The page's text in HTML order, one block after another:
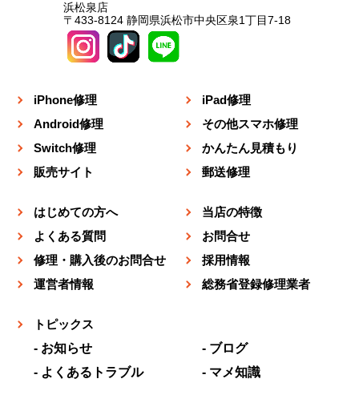
浜松泉店
〒433-8124 静岡県浜松市中央区泉1丁目7-18
iPhone修理
iPad修理
Android修理
その他スマホ修理
Switch修理
かんたん見積もり
販売サイト
郵送修理
はじめての方へ
当店の特徴
よくある質問
お問合せ
修理・購入後のお問合せ
採用情報
運営者情報
総務省登録修理業者
トピックス
お知らせ
ブログ
よくあるトラブル
マメ知識